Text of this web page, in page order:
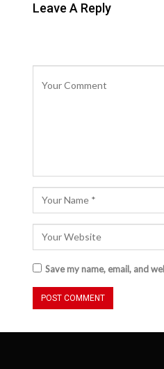
Leave A Reply
Save my name, email, and